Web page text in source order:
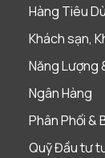
Hàng Tiêu
Khách sạn,
Năng Lượng
Ngân Hàng
Phân Phối &
Quỹ Đầu tư